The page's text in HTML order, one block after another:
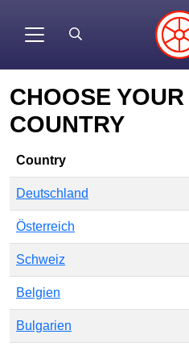
CHOOSE
COUNTRY
Country
Deutschland
Österreich
Schweiz
Belgien
Bulgarien